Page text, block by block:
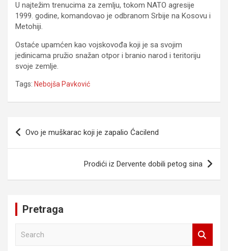
U najtežim trenucima za zemlju, tokom NATO agresije
1999. godine, komandovao je odbranom Srbije na Kosovu i
Metohiji.
Ostaće upamćen kao vojskovođa koji je sa svojim
jedinicama pružio snažan otpor i branio narod i teritoriju
svoje zemlje.
Tags: Nebojša Pavković
Navigacija
članaka
Ovo je muškarac koji je zapalio Ćacilend
Prodići iz Dervente dobili petog sina
Pretraga